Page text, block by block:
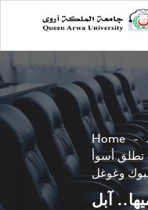
Home
تطلق أسوأ
وغوغل
آبل